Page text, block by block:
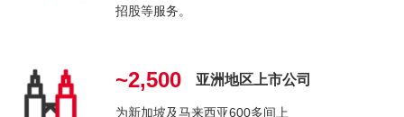
招股等服务。
~2,500 亚洲地区上市公司
为新加坡及马来西亚600多间上